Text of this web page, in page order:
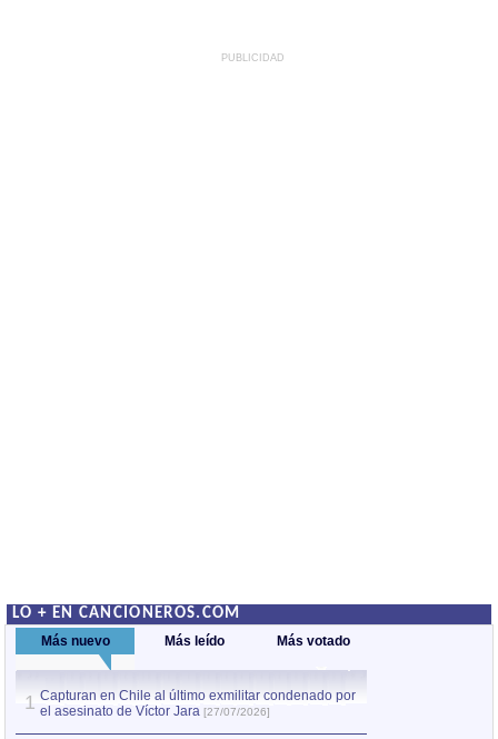
PUBLICIDAD
LO + EN CANCIONEROS.COM
Más nuevo Más leído Más votado
1 Capturan en Chile al último exmilitar condenado por
el asesinato de Víctor Jara [27/07/2026]